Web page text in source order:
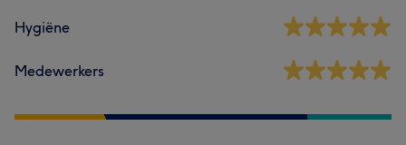
Hygiëne
Medewerkers